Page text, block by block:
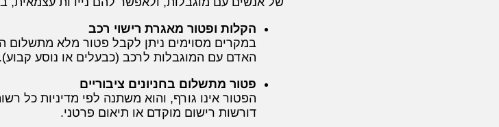
הקלות ופטור מאגרת רישוי רכב
במקרים מסוימים ניתן לקבל פטור מלא מתשלום
האדם עם המוגבלות לרכב (כבעלים או נוסע קבוע).
פטור מתשלום בחניונים ציבוריים
הפטור אינו גורף, והוא משתנה לפי מדיניות כל
דורשות רישום מוקדם או תיאום פרטני.